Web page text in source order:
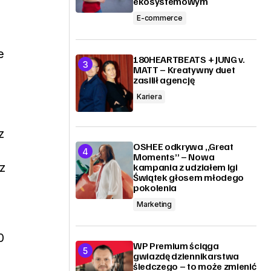
E-commerce
180HEARTBEATS + JUNG v.
MATT – Kreatywny duet
zasilił agencję
Kariera
OSHEE odkrywa „Great
Moments” – Nowa
kampania z udziałem Igi
Świątek głosem młodego
pokolenia
Marketing
WP Premium ściąga
gwiazdę dziennikarstwa
śledczego – to może zmienić